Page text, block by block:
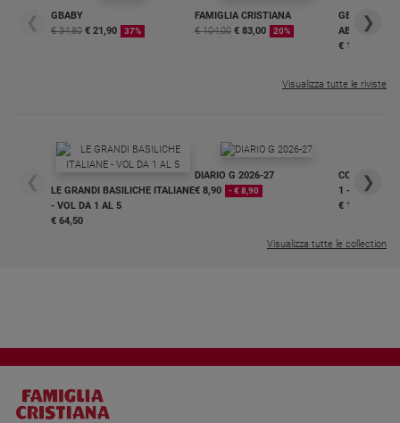
❮
GBABY
€ 34,80 € 21,90 37%
FAMIGLIA CRISTIANA
€ 104,00 € 83,00 20%
GBABY
€ 16,99
❯
Visualizza tutte le riviste
❮
LE GRANDI BASILICHE ITALIANE
- VOL DA 1 AL 5
€ 64,50
DIARIO G 2026-27
€ 8,90
- € 8,90
COLLANA
1 - 2
€ 18,50
❯
Visualizza tutte le collection